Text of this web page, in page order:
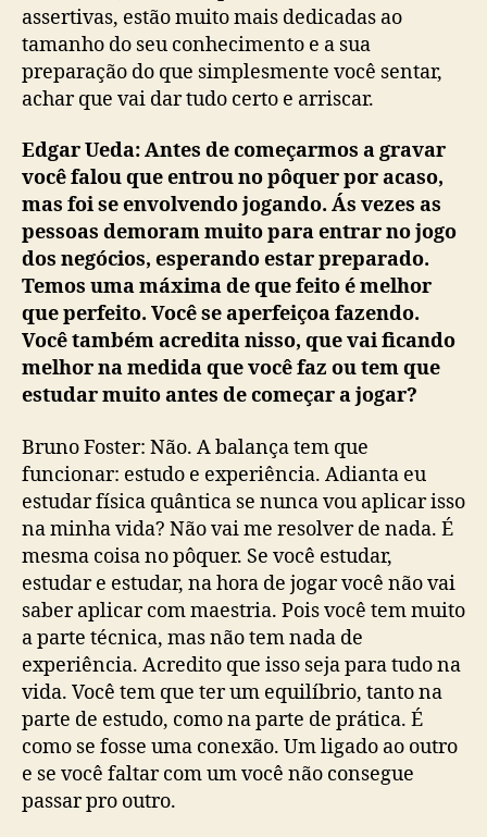
assertivas, estão muito mais dedicadas ao
tamanho do seu conhecimento e a sua
preparação do que simplesmente você sentar,
achar que vai dar tudo certo e arriscar.
Edgar Ueda: Antes de começarmos a gravar
você falou que entrou no pôquer por acaso,
mas foi se envolvendo jogando. Ás vezes as
pessoas demoram muito para entrar no jogo
dos negócios, esperando estar preparado.
Temos uma máxima de que feito é melhor
que perfeito. Você se aperfeiçoa fazendo.
Você também acredita nisso, que vai ficando
melhor na medida que você faz ou tem que
estudar muito antes de começar a jogar?
Bruno Foster: Não. A balança tem que
funcionar: estudo e experiência. Adianta eu
estudar física quântica se nunca vou aplicar isso
na minha vida? Não vai me resolver de nada. É
mesma coisa no pôquer. Se você estudar,
estudar e estudar, na hora de jogar você não vai
saber aplicar com maestria. Pois você tem muito
a parte técnica, mas não tem nada de
experiência. Acredito que isso seja para tudo na
vida. Você tem que ter um equilíbrio, tanto na
parte de estudo, como na parte de prática. É
como se fosse uma conexão. Um ligado ao outro
e se você faltar com um você não consegue
passar pro outro.